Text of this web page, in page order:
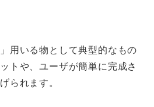
用いる物として典型的なもの
トや、ユーザが簡単に完成さ
られます。